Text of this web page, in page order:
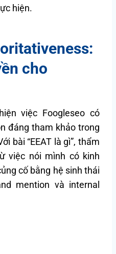
hiện.
cho
việc Foogleseo có
đáng tham khảo trong
bài “EEAT là gì”, thẩm
việc nói mình có kinh
cố bằng hệ sinh thái
mention và internal